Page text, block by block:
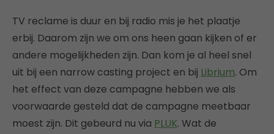
TV reclame is duur en bij radio mis je het plaatje
erbij. Daarom zijn we om ons heen gaan kijken of er
andere mogelijkheden zijn. Dan kom je al heel snel
uit bij een narrow casting project en bij Librium. Om
het effect van deze campagne hebben we als
voorwaarde gesteld dat de campagne meetbaar
moest zijn. Dit gebeurd nu via PLUK. Wat de